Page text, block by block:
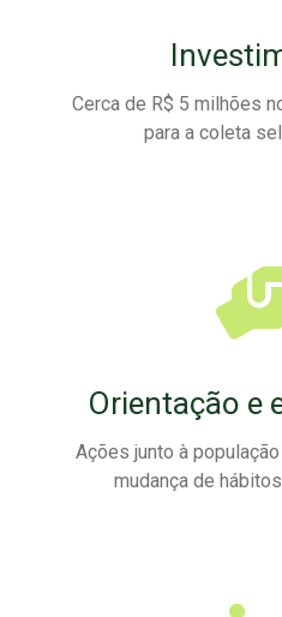
Cerca de R$ 5 milhões
para a coleta
Orientação e
Ações junto à
mudança de